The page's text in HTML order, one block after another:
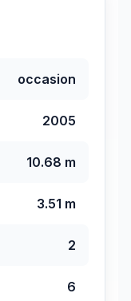
occasion
2005
10.68 m
3.51 m
2
6